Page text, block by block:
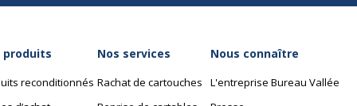
produits
reconditionnés
Nos services
Rachat de cartouches
Nous connaître
L'entreprise Bureau Vallée